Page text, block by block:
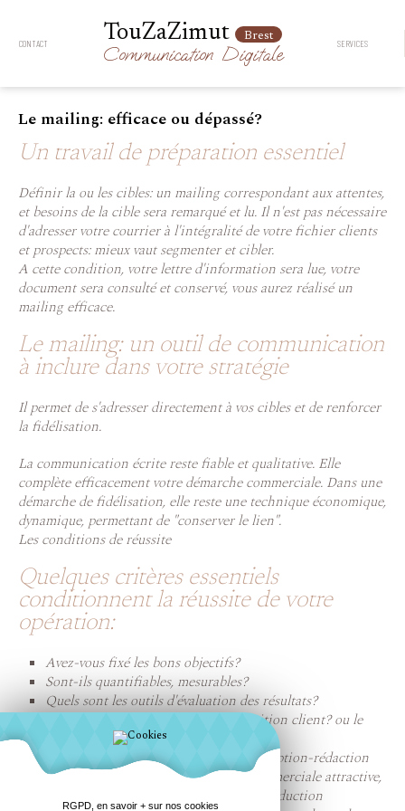
CONTACT TouZaZimut Brest
Communication Digitale SERVICES
Le mailing: efficace ou dépassé?
Un travail de préparation essentiel
Définir la ou les cibles: un mailing correspondant aux attentes,
et besoins de la cible sera remarqué et lu. Il n'est pas nécessaire
d'adresser votre courrier à l'intégralité de votre fichier clients
et prospects: mieux vaut segmenter et cibler.
A cette condition, votre lettre d'information sera lue, votre
document sera consulté et conservé, vous aurez réalisé un
mailing efficace.
Le mailing: un outil de communication
à inclure dans votre stratégie
Il permet de s'adresser directement à vos cibles et de renforcer
la fidélisation.
La communication écrite reste fiable et qualitative. Elle
complète efficacement votre démarche commerciale. Dans une
démarche de fidélisation, elle reste une technique économique,
dynamique, permettant de "conserver le lien".
Les conditions de réussite
Quelques critères essentiels
conditionnent la réussite de votre
opération:
Avez-vous fixé les bons objectifs?
Sont-ils quantifiables, mesurables?
Quels sont les outils d'évaluation des résultats?
Pouvez-vous calculer le coût d'acquisition client? ou le
coût de fidélisation?
La qualité et de l'originalité de la conception-rédaction
des documents. En effet, une offre commerciale attractive,
une bonne accroche, une phrase d'introduction
RGPD, en savoir + sur nos cookies